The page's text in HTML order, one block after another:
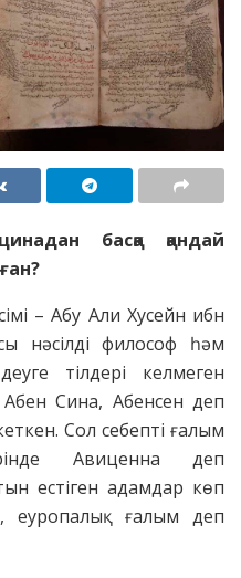
басқа қандай
– Абу Али Хусейн ибн
нәсілді философ һәм
тілдері келмеген
Сина, Абенсен деп
Сол себепті ғалым
Авиценна деп
естіген адамдар көп
еуропалық ғалым деп